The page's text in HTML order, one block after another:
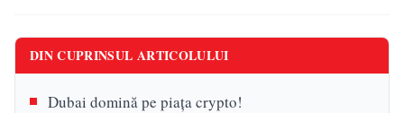
DIN CUPRINSUL ARTICOLULUI
Dubai domină pe piața crypto!